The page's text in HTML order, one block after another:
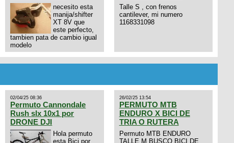
necesito esta
manija/shifter
XT 8V que
este perfecto,
tambien pata de cambio igual
modelo
Talle S , con frenos
cantilever, mi numero
1168331098
02/04/25 08:36
Permuto Cannondale
Rush slx 10x1 por
DRONE DJI
Hola permuto
esta Bici por
26/02/25 13:54
PERMUTO MTB
ENDURO X BICI DE
TRIA O RUTERA
Permuto MTB ENDURO
TALLE M BUSCO BICI DE